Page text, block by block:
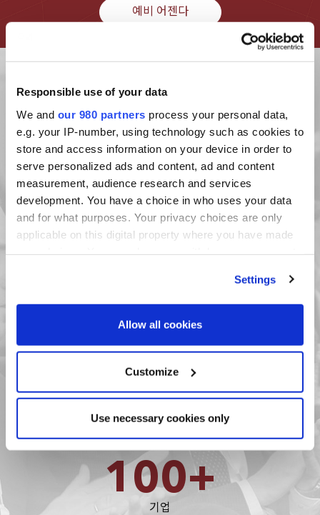
Responsible use of your data
We and our 980 partners process your personal data,
e.g. your IP-number, using technology such as cookies to
store and access information on your device in order to
serve personalized ads and content, ad and content
measurement, audience research and services
development. You have a choice in who uses your data
and for what purposes. Your privacy choices are only
applicable on this digital property where you have made
Find out more about how your personal data is processed
We use cookies across this website for a number of
reasons, such as keeping the site reliable and secure;
correctly. We also use cookies for cross-site statistics,
marketing and analysis. You can change these at any
time by clicking the settings below.
Settings
Allow all cookies
Customize
Use necessary cookies only
예비 어젠다
225+
참석자
1:1.5
GP:LP 비율
100+
기업